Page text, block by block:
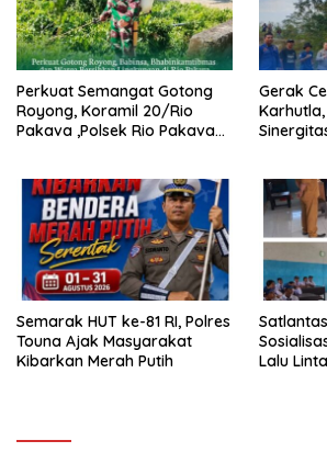
Perkuat Semangat Gotong
Royong, Koramil 20/Rio
Pakava ,Polsek Rio Pakava
Mukti
Gerak
Semarak HUT ke-81 RI, Polres
Touna Ajak Masyarakat
Kibarkan Merah Putih
Lalu